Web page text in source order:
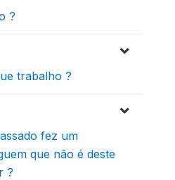
?
trabalho ?
fez um
que não é deste
?